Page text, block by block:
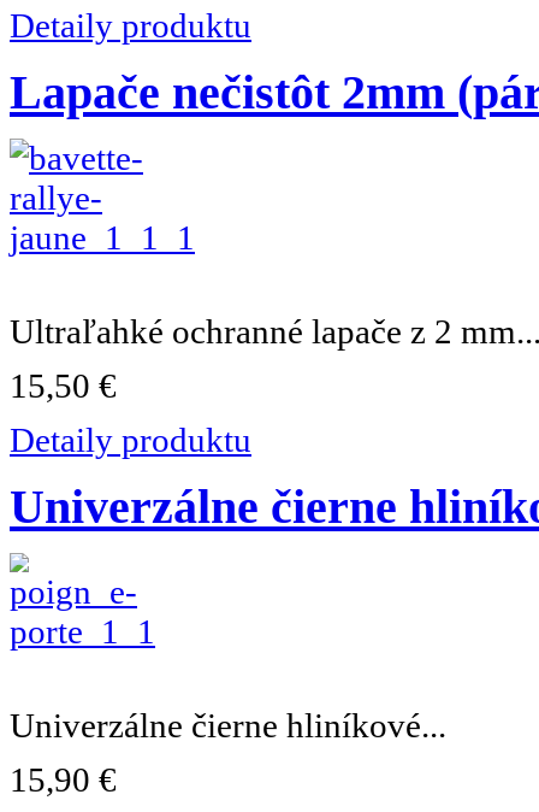
Detaily produktu
Lapače nečistôt 2mm
Ultraľahké ochranné lapače z 2
15,50 €
Detaily produktu
Univerzálne čierne
Univerzálne čierne hliníkové...
15,90 €